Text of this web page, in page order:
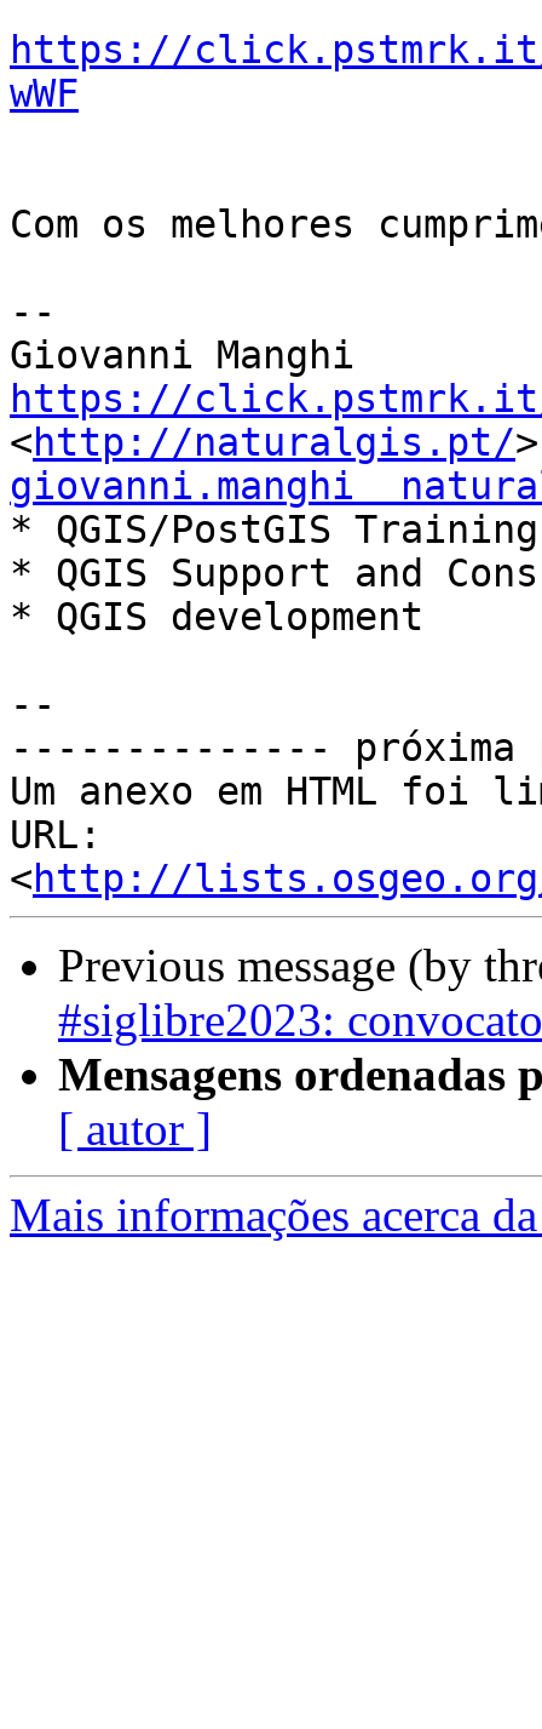
https://click.pstmrk.it/
wWF
Com os melhores
--
https://click.pstmrk.it/
<http://naturalgis.pt/
giovanni.manghi
* QGIS/PostGIS Training
* QGIS Support and
* QGIS development
--
--------------
Um anexo em HTML foi
URL:
<http://lists.osgeo.org/
Previous message (by
#siglibre2023:
Mensagens ordenadas
[ autor ]
Mais informações acerca